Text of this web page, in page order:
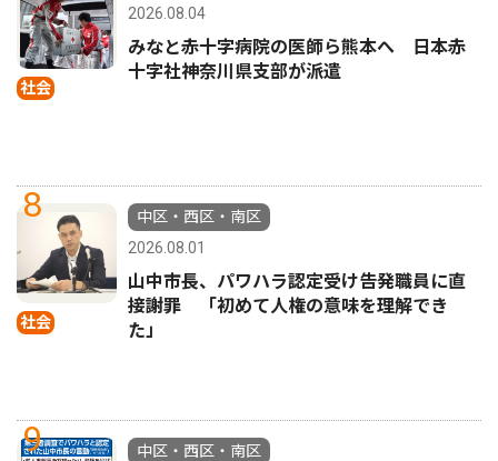
社会
2026.08.04
みなと赤十字病院の医師ら熊本へ 日本赤
十字社神奈川県支部が派遣
8
社会
中区・西区・南区
2026.08.01
山中市長、パワハラ認定受け告発職員に直
接謝罪 「初めて人権の意味を理解でき
た」
9
中区・西区・南区